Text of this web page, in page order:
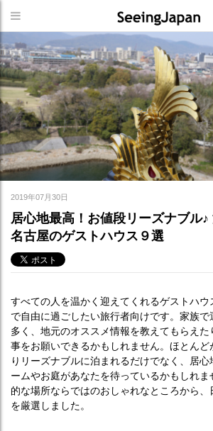
2019年07月30日
居心地最高！お値段リーズナブル
名古屋のゲストハウス９選
すべての人を温かく迎えてくれるゲストハウ
で自由に過ごしたい旅行者向けです。家族
多く、地元のオススメ情報を教えてもらえた
事をお願いできるかもしれません。ほとんど
りリーズナブルに泊まれるだけでなく、居
ームやお庭があなたを待っているかもしれ
的な場所ならではのおしゃれなところから
を厳選しました。